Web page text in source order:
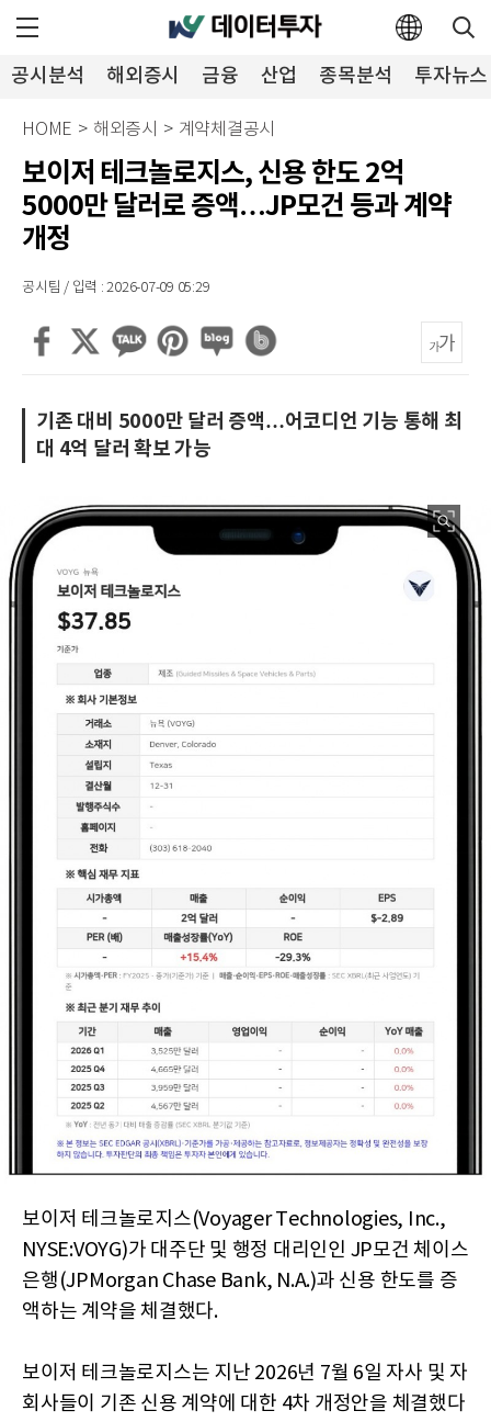
공시분석 해외증시 금융 산업 종목분석 투자뉴스
HOME > 해외증시 > 계약체결공시
보이저 테크놀로지스, 신용 한도 2억
5000만 달러로 증액…JP모건 등과 계약
개정
공시팀 / 입력 : 2026-07-09 05:29
기존 대비 5000만 달러 증액…어코디언 기능 통해 최
대 4억 달러 확보 가능
보이저 테크놀로지스(Voyager Technologies, Inc.,
NYSE:VOYG)가 대주단 및 행정 대리인인 JP모건 체이스
은행(JPMorgan Chase Bank, N.A.)과 신용 한도를 증
액하는 계약을 체결했다.
보이저 테크놀로지스는 지난 2026년 7월 6일 자사 및 자
회사들이 기존 신용 계약에 대한 4차 개정안을 체결했다